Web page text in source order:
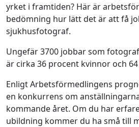
yrket i framtiden? Här är
bedömning hur lätt det är att få
sjukhusfotograf.
Ungefär 3700 jobbar som
är cirka 36 procent kvinnor och
Enligt Arbetsförmedlingens
en konkurrens om
kommande året. Om du har
ubildning kommer du ha små till